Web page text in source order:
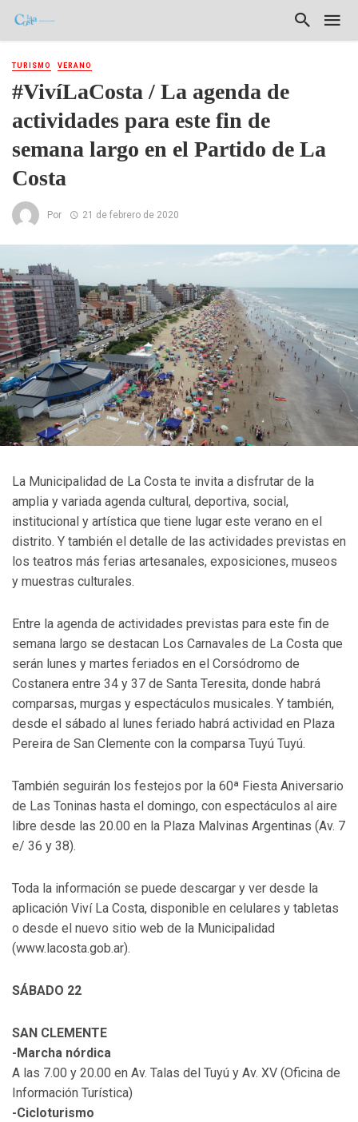
TURISMO VERANO
#VivíLaCosta / La agenda de
actividades para este fin de
semana largo en el Partido de La
Costa
Por 21 de febrero de 2020
La Municipalidad de La Costa te invita a disfrutar de la
amplia y variada agenda cultural, deportiva, social,
institucional y artística que tiene lugar este verano en el
distrito. Y también el detalle de las actividades previstas en
los teatros más ferias artesanales, exposiciones, museos
y muestras culturales.
Entre la agenda de actividades previstas para este fin de
semana largo se destacan Los Carnavales de La Costa que
serán lunes y martes feriados en el Corsódromo de
Costanera entre 34 y 37 de Santa Teresita, donde habrá
comparsas, murgas y espectáculos musicales. Y también,
desde el sábado al lunes feriado habrá actividad en Plaza
Pereira de San Clemente con la comparsa Tuyú Tuyú.
También seguirán los festejos por la 60ª Fiesta Aniversario
de Las Toninas hasta el domingo, con espectáculos al aire
libre desde las 20.00 en la Plaza Malvinas Argentinas (Av. 7
e/ 36 y 38).
Toda la información se puede descargar y ver desde la
aplicación Viví La Costa, disponible en celulares y tabletas
o desde el nuevo sitio web de la Municipalidad
(www.lacosta.gob.ar).
SÁBADO 22
SAN CLEMENTE
-Marcha nórdica
A las 7.00 y 20.00 en Av. Talas del Tuyú y Av. XV (Oficina de
Información Turística)
-Cicloturismo